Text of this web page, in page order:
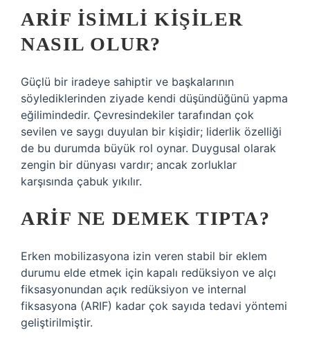
ARIF ISIMLI KIŞILER
NASIL OLUR?
Güçlü bir iradeye sahiptir ve başkalarının
söylediklerinden ziyade kendi düşündüğünü yapma
eğilimindedir. Çevresindekiler tarafından çok
sevilen ve saygı duyulan bir kişidir; liderlik özelliği
de bu durumda büyük rol oynar. Duygusal olarak
zengin bir dünyası vardır; ancak zorluklar
karşısında çabuk yıkılır.
ARIF NE DEMEK TIPTA?
Erken mobilizasyona izin veren stabil bir eklem
durumu elde etmek için kapalı redüksiyon ve alçı
fiksasyonundan açık redüksiyon ve internal
fiksasyona (ARIF) kadar çok sayıda tedavi yöntemi
geliştirilmiştir.